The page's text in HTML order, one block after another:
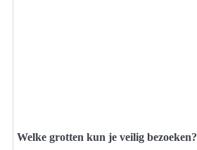
Welke grotten kun je veilig bezoeken?